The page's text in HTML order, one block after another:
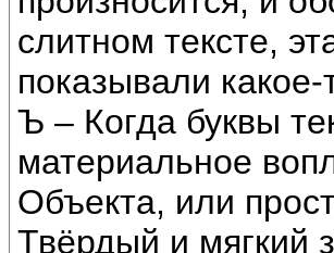
слитном тексте,
показывали
Ъ – Когда буквы
материальное
Объекта, или
Твёрдый и мягкий